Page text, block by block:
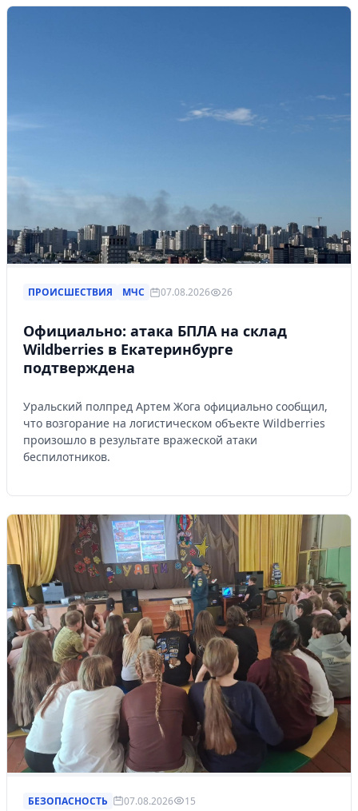
ПРОИСШЕСТВИЯ МЧС 07.08.2026 26
Официально: атака БПЛА на склад
Wildberries в Екатеринбурге
подтверждена
Уральский полпред Артем Жога официально сообщил,
что возгорание на логистическом объекте Wildberries
произошло в результате вражеской атаки
беспилотников.
БЕЗОПАСНОСТЬ 07.08.2026 15